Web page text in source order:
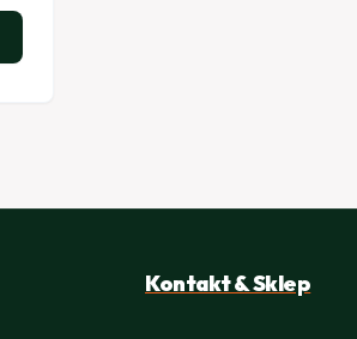
Kontakt & Sklep